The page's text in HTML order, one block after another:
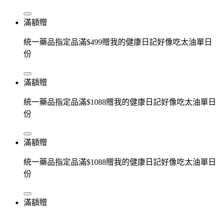
滿額贈
統一藥品指定品滿$499贈我的健康日記好像吃太油單日
份
滿額贈
統一藥品指定品滿$1088贈我的健康日記好像吃太油單日
份
滿額贈
統一藥品指定品滿$1088贈我的健康日記好像吃太油單日
份
滿額贈